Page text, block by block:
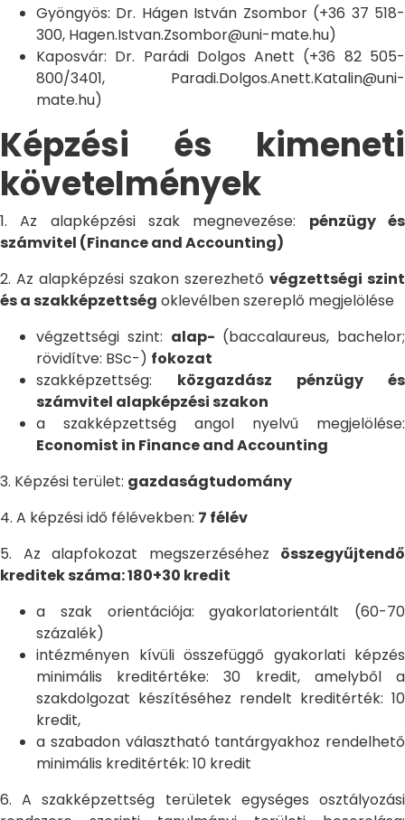
Gyöngyös: Dr. Hágen István Zsombor (+36 37 518-
300, Hagen.Istvan.Zsombor@uni-mate.hu)
Kaposvár: Dr. Parádi Dolgos Anett (+36 82 505-
800/3401, Paradi.Dolgos.Anett.Katalin@uni-
mate.hu)
Képzési és kimeneti
követelmények
1. Az alapképzési szak megnevezése: pénzügy és
számvitel (Finance and Accounting)
2. Az alapképzési szakon szerezhető végzettségi szint
és a szakképzettség oklevélben szereplő megjelölése
végzettségi szint: alap- (baccalaureus, bachelor;
rövidítve: BSc-) fokozat
szakképzettség: közgazdász pénzügy és
számvitel alapképzési szakon
a szakképzettség angol nyelvű megjelölése:
Economist in Finance and Accounting
3. Képzési terület: gazdaságtudomány
4. A képzési idő félévekben: 7 félév
5. Az alapfokozat megszerzéséhez összegyűjtendő
kreditek száma: 180+30 kredit
a szak orientációja: gyakorlatorientált (60-70
százalék)
intézményen kívüli összefüggő gyakorlati képzés
minimális kreditértéke: 30 kredit, amelyből a
szakdolgozat készítéséhez rendelt kreditérték: 10
kredit,
a szabadon választható tantárgyakhoz rendelhető
minimális kreditérték: 10 kredit
6. A szakképzettség területek egységes osztályozási